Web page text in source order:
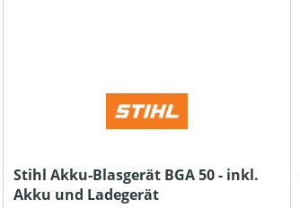
Stihl Akku-Blasgerät BGA 50 - inkl.
Akku und Ladegerät